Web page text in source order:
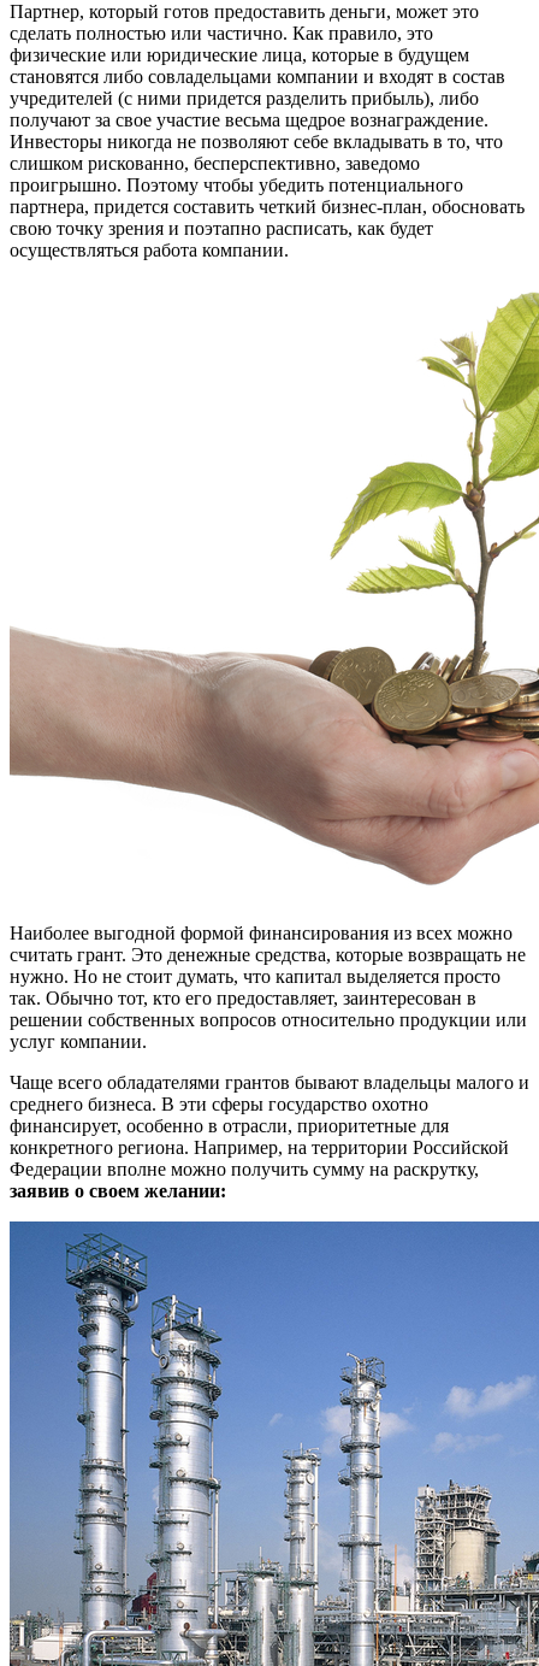
Партнер, который готов предоставить деньги, может это
сделать полностью или частично. Как правило, это
физические или юридические лица, которые в будущем
становятся либо совладельцами компании и входят в состав
учредителей (с ними придется разделить прибыль), либо
получают за свое участие весьма щедрое вознаграждение.
Инвесторы никогда не позволяют себе вкладывать в то, что
слишком рискованно, бесперспективно, заведомо
проигрышно. Поэтому чтобы убедить потенциального
партнера, придется составить четкий бизнес-план, обосновать
свою точку зрения и поэтапно расписать, как будет
осуществляться работа компании.
Наиболее выгодной формой финансирования из всех можно
считать грант. Это денежные средства, которые возвращать не
нужно. Но не стоит думать, что капитал выделяется просто
так. Обычно тот, кто его предоставляет, заинтересован в
решении собственных вопросов относительно продукции или
услуг компании.
Чаще всего обладателями грантов бывают владельцы малого и
среднего бизнеса. В эти сферы государство охотно
финансирует, особенно в отрасли, приоритетные для
конкретного региона. Например, на территории Российской
Федерации вполне можно получить сумму на раскрутку,
заявив о своем желании: